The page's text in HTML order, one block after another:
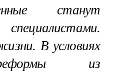
станут
В условиях
из